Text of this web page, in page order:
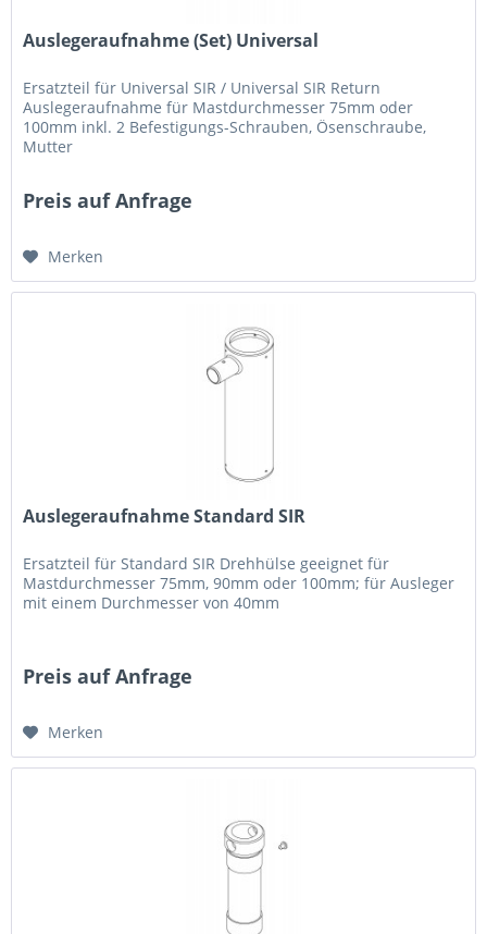
Auslegeraufnahme (Set) Universal
Ersatzteil für Universal SIR / Universal SIR Return
Auslegeraufnahme für Mastdurchmesser 75mm oder
100mm inkl. 2 Befestigungs-Schrauben, Ösenschraube,
Mutter
Preis auf Anfrage
Merken
Auslegeraufnahme Standard SIR
Ersatzteil für Standard SIR Drehhülse geeignet für
Mastdurchmesser 75mm, 90mm oder 100mm; für Ausleger
mit einem Durchmesser von 40mm
Preis auf Anfrage
Merken